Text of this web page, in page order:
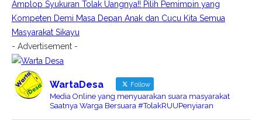
Amplop Syukuran Tolak Uangnya!! Pilih Pemimpin yang
Kompeten Demi Masa Depan Anak dan Cucu Kita Semua
Masyarakat Sikayu
- Advertisement -
WartaDesa Follow
Media Online yang menyuarakan suara masyarakat
Saatnya Warga Bersuara #TolakRUUPenyiaran